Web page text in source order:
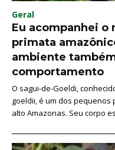
Geral
Eu acompanhei
primata
ambiente
comportamento
O sagui-de-Goeldi,
goeldii, é um dos
alto Amazonas. Seu corpo